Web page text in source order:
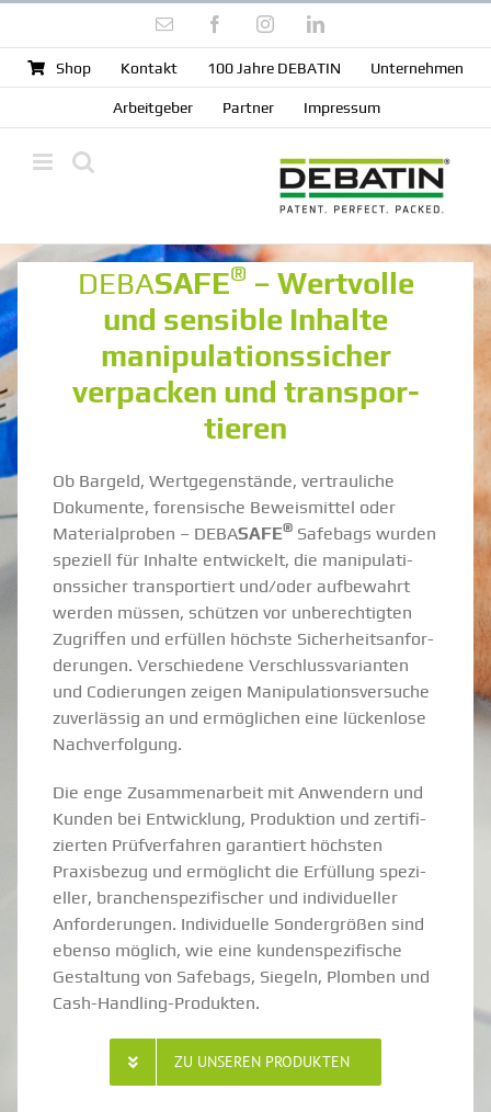
springen
E-
FacebookInstagramLinkedIn
Shop Kontakt 100 Jahre DEBATIN Unter­nehmen
Arbeit­geber Partner Impressum
DEBASAFE® – Wertvolle
und sensible Inhalte
manipu­la­ti­ons­sicher
verpacken und trans­por­
tieren
Ob Bargeld, Wertge­gen­stände, vertrau­liche
Dokumente, foren­sische Beweis­mittel oder
Materi­al­proben – DEBASAFE®Safebags wurden
speziell für Inhalte entwi­ckelt, die manipu­la­ti­
ons­sicher trans­por­tiert und/oder aufbe­wahrt
werden müssen, schützen vor unberech­tigten
Zugriffen und erfüllen höchste Sicher­heits­an­for­
de­rungen. Verschiedene Verschluss­va­ri­anten
und Codie­rungen zeigen Manipu­la­ti­ons­ver­suche
zuver­lässig an und ermög­lichen eine lückenlose
Nachver­folgung.
Die enge Zusam­men­arbeit mit Anwendern und
Kunden bei Entwicklung, Produktion und zerti­fi­
zierten Prüfver­fahren garan­tiert höchsten
Praxis­bezug und ermög­licht die Erfüllung spezi­
eller, branchen­spe­zi­fi­scher und indivi­du­eller
Anfor­de­rungen. Indivi­duelle Sonder­größen sind
ebenso möglich, wie eine kunden­spe­zi­fische
Gestaltung von Safebags, Siegeln, Plomben und
Cash-Handling-Produkten.
ZU UNSEREN PRODUKTEN